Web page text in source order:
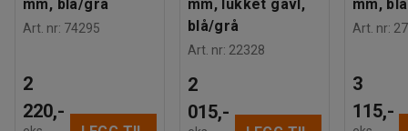
mm, blå/grå
Art. nr: 74295
2
220,-
mm, lukket gavl,
blå/grå
Art. nr: 22328
2
015,-
mm,
Art. nr:
3
115,-